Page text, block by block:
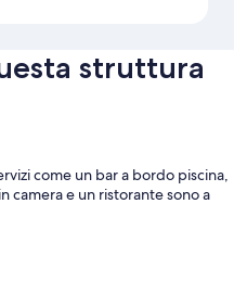
struttura
come un bar a bordo piscina,
camera e un ristorante sono a